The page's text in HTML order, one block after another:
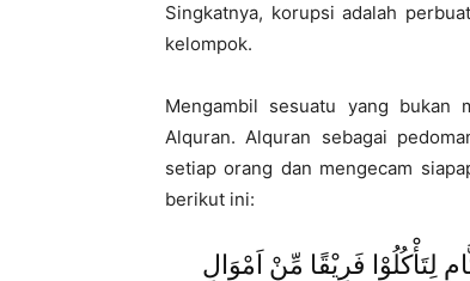
Singkatnya, korupsi adalah
kelompok.
Mengambil sesuatu yang bukan
Alquran. Alquran sebagai
setiap orang dan mengecam
berikut ini:
لِتَأْكُلُوْا فَرِيْقًا مِّنْ اَمْوَالِ